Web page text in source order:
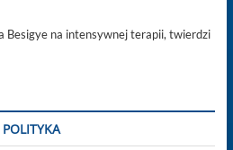
Besigye na intensywnej terapii, twierdzi
POLITYKA